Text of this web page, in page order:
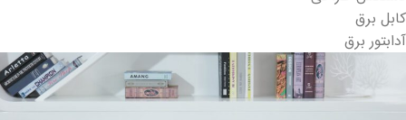
کابل برق
آدابتور برق